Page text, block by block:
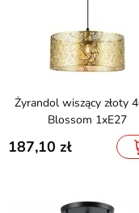
Żyrandol wiszący złoty 40cm
Blossom 1xE27
187,10